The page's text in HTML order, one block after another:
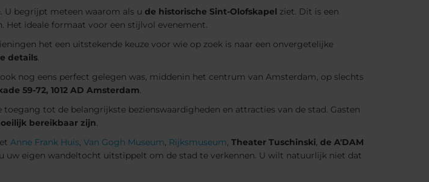
U begrijpt meteen waarom als u de historische Sint-Olofskapel ziet. Dit is een
Het ideale formaat voor een stijlvol evenement.
het een uitstekende keuze voor wie op zoek is naar een onvergetelijke
details.
nog eens perfect gelegen was, middenin het centrum van Amsterdam, op slechts
59-72, 1012 AD Amsterdam.
tot de belangrijkste bezienswaardigheden en attracties van de stad. Gasten
bereikbaar zijn.
Anne Frank Huis, Van Gogh Museum, Rijksmuseum, Theater Tuschinski, de A'DAM
uw eigen wandeltocht uitstippelt om de stad te verkennen. U wilt natuurlijk niet dat